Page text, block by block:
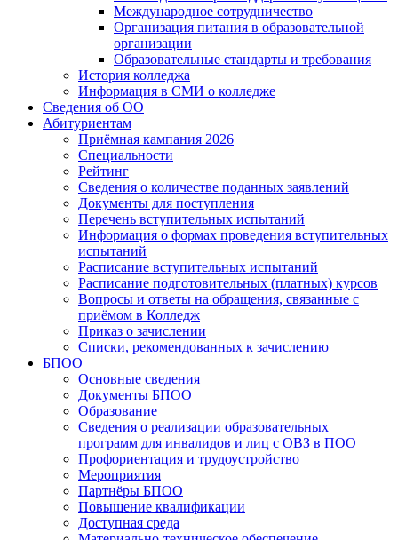
Международное сотрудничество
Организация питания в образовательной
организации
Образовательные стандарты и требования
История колледжа
Информация в СМИ о колледже
Сведения об ОО
Абитуриентам
Приёмная кампания 2026
Специальности
Рейтинг
Сведения о количестве поданных заявлений
Документы для поступления
Перечень вступительных испытаний
Информация о формах проведения вступительных
испытаний
Расписание вступительных испытаний
Расписание подготовительных (платных) курсов
Вопросы и ответы на обращения, связанные с
приёмом в Колледж
Приказ о зачислении
Списки, рекомендованных к зачислению
БПОО
Основные сведения
Документы БПОО
Образование
Сведения о реализации образовательных
программ для инвалидов и лиц с ОВЗ в ПОО
Профориентация и трудоустройство
Мероприятия
Партнёры БПОО
Повышение квалификации
Доступная среда